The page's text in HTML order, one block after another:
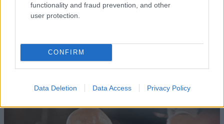
functionality and fraud prevention, and other
user protection.
CONFIRM
Data Deletion Data Access Privacy Policy
Χρήστος Καλογρίτσας: Ο «κόκκινος
εργολάβος» δημοσίων έργων που ήθελε να